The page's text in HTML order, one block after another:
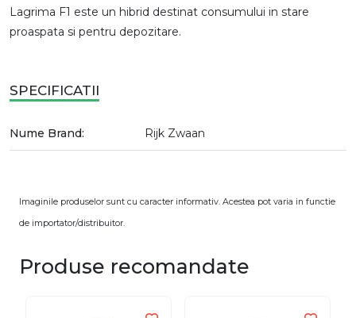
Lagrima F1 este un hibrid destinat consumului in stare
proaspata si pentru depozitare.
SPECIFICATII
Nume Brand: Rijk Zwaan
Imaginile produselor sunt cu caracter informativ. Acestea pot varia in functie
de importator/distribuitor.
Produse recomandate